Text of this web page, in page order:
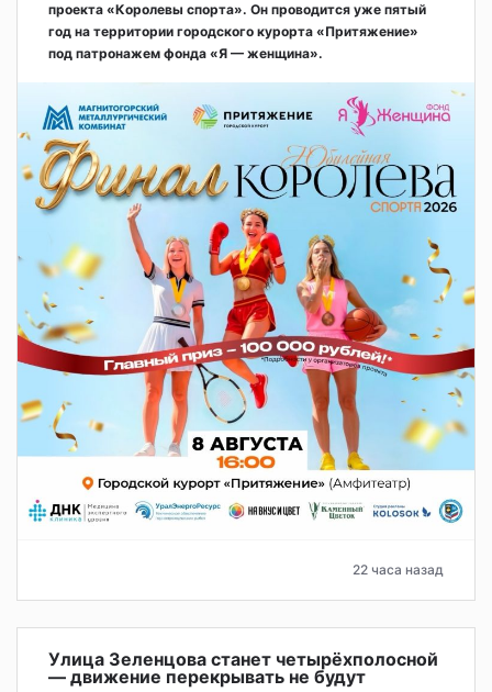
проекта «Королевы спорта». Он проводится уже пятый
год на территории городского курорта «Притяжение»
под патронажем фонда «Я — женщина».
22 часа назад
Улица Зеленцова станет четырёхполосной
— движение перекрывать не будут